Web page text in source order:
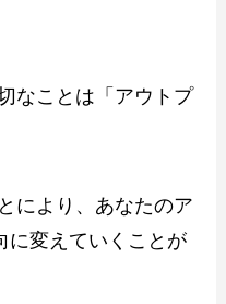
なことは「アウトプ
により、あなたのア
に変えていくことが